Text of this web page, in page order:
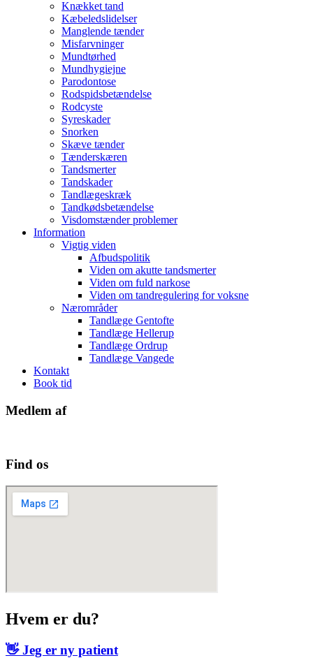
Knækket tand
Kæbeledslidelser
Manglende tænder
Misfarvninger
Mundtørhed
Mundhygiejne
Parodontose
Rodspidsbetændelse
Rodcyste
Syreskader
Snorken
Skæve tænder
Tænderskæren
Tandsmerter
Tandskader
Tandlægeskræk
Tandkødsbetændelse
Visdomstænder problemer
Information
Vigtig viden
Afbudspolitik
Viden om akutte tandsmerter
Viden om fuld narkose
Viden om tandregulering for voksne
Nærområder
Tandlæge Gentofte
Tandlæge Hellerup
Tandlæge Ordrup
Tandlæge Vangede
Kontakt
Book tid
Medlem af
Find os
Hvem er du?
👋 Jeg er ny patient